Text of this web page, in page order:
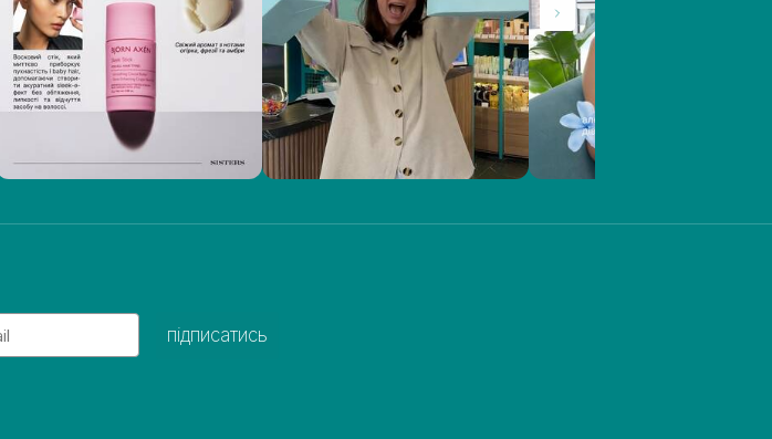
підписатись